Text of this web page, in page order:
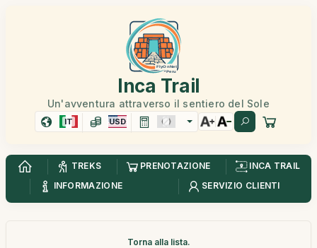
Inca Trail
Un'avventura attraverso il sentiero del Sole
IT USD
TREKS PRENOTAZIONE
INCA TRAIL
INFORMAZIONE
SERVIZIO CLIENTI
Torna alla lista.